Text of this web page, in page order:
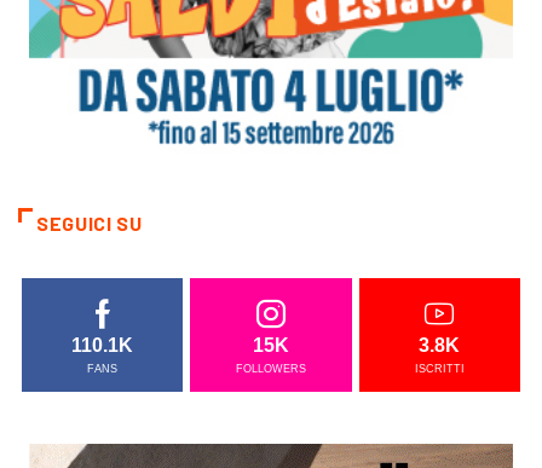
SEGUICI SU
110.1K
FANS
15K
FOLLOWERS
3.8K
ISCRITTI